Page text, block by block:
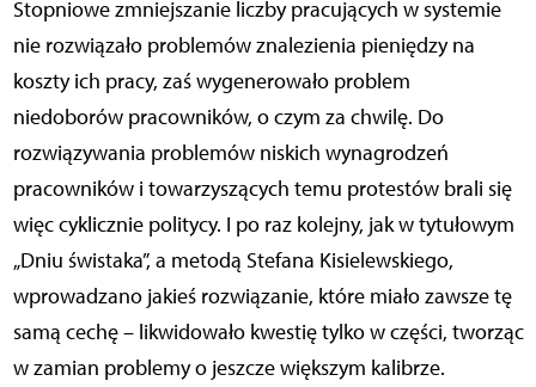
Stopniowe zmniejszanie liczby pracujących w systemie
nie rozwiązało problemów znalezienia pieniędzy na
koszty ich pracy, zaś wygenerowało problem
niedoborów pracowników, o czym za chwilę. Do
rozwiązywania problemów niskich wynagrodzeń
pracowników i towarzyszących temu protestów brali się
więc cyklicznie politycy. I po raz kolejny, jak w tytułowym
„Dniu świstaka”, a metodą Stefana Kisielewskiego,
wprowadzano jakieś rozwiązanie, które miało zawsze tę
samą cechę – likwidowało kwestię tylko w części, tworząc
w zamian problemy o jeszcze większym kalibrze.